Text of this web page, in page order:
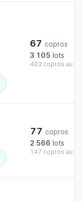
67 copros
3 105 lots
403 copros au
77 copros
2 566 lots
147 copros au